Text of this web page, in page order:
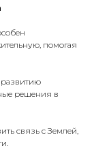
помогая
развитию
решения в
связь с Землей,